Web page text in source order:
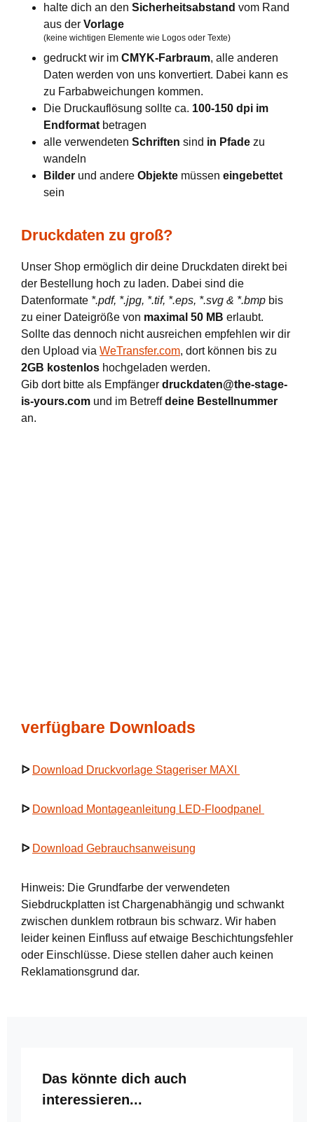
halte dich an den Sicherheitsabstand vom Rand
aus der Vorlage
(keine wichtigen Elemente wie Logos oder Texte)
gedruckt wir im CMYK-Farbraum, alle anderen
Daten werden von uns konvertiert. Dabei kann es
zu Farbabweichungen kommen.
Die Druckauflösung sollte ca. 100-150 dpi im
Endformat betragen
alle verwendeten Schriften sind in Pfade zu
wandeln
Bilder und andere Objekte müssen eingebettet
sein
Druckdaten zu groß?
Unser Shop ermöglich dir deine Druckdaten direkt bei
der Bestellung hoch zu laden. Dabei sind die
Datenformate *.pdf, *.jpg, *.tif, *.eps, *.svg & *.bmp bis
zu einer Dateigröße von maximal 50 MB erlaubt.
Sollte das dennoch nicht ausreichen empfehlen wir dir
den Upload via WeTransfer.com, dort können bis zu
2GB kostenlos hochgeladen werden.
Gib dort bitte als Empfänger druckdaten@the-stage-
is-yours.com und im Betreffdeine Bestellnummer
an.
verfügbare Downloads
ᐅ Download Druckvorlage Stageriser MAXI
ᐅ Download Montageanleitung LED-Floodpanel
ᐅ Download Gebrauchsanweisung
Hinweis: Die Grundfarbe der verwendeten
Siebdruckplatten ist Chargenabhängig und schwankt
zwischen dunklem rotbraun bis schwarz. Wir haben
leider keinen Einfluss auf etwaige Beschichtungsfehler
oder Einschlüsse. Diese stellen daher auch keinen
Reklamationsgrund dar.
Produktgalerie überspringen
Das könnte dich auch
interessieren...